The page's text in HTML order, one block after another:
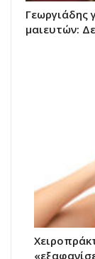
Γεωργιάδης
μαιευτών: